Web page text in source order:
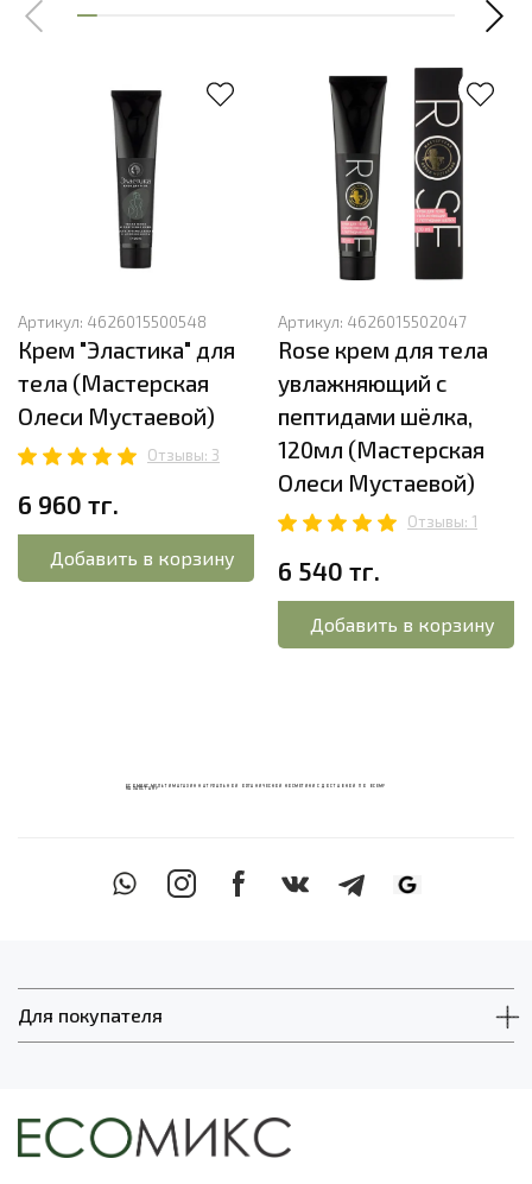
Артикул: 4626015500548
Крем "Эластика" для
тела (Мастерская
Олеси Мустаевой)
Отзывы: 3
6 960 тг.
Добавить в корзину
Артикул: 4626015502047
Rose крем для тела
увлажняющий с
пептидами шёлка,
120мл (Мастерская
Олеси Мустаевой)
Отзывы: 1
6 540 тг.
Добавить в корзину
ECOМИКС МУЛЬТИМАГАЗИН НАТУРАЛЬНОЙ ОРГАНИЧЕСКОЙ КОСМЕТИКИ С ДОСТАВКОЙ ПО ВСЕМУ
КАЗАХСТАНУ
Для покупателя